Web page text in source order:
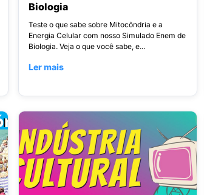
Biologia
Teste o que sabe sobre Mitocôndria e a
Energia Celular com nosso Simulado Enem de
Biologia. Veja o que você sabe, e...
Ler mais